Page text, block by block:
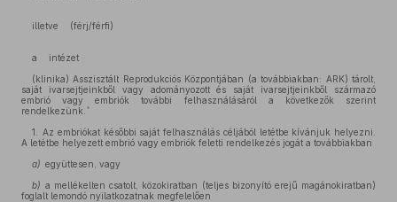
illetve (férj/férfi)
a intézet
(klinika) Asszisztált Reprodukciós Központjában (a továbbiakban: ARK) tárolt,
saját ivarsejtjeinkből vagy adományozott és saját ivarsejtjeinkből származó
embrió vagy embriók további felhasználásáról a következők szerint
rendelkezünk. *
1. Az embriókat későbbi saját felhasználás céljából letétbe kívánjuk helyezni.
A letétbe helyezett embrió vagy embriók feletti rendelkezés jogát a továbbiakban
a) együttesen, vagy
b) a mellékelten csatolt, közokiratban (teljes bizonyító erejű magánokiratban)
foglalt lemondó nyilatkozatnak megfelelően